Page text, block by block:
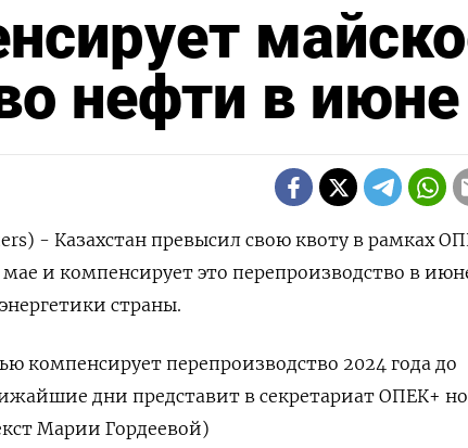
нефти в июне
- Казахстан превысил свою квоту в рамках
мае и компенсирует это перепроизводство в
страны.
компенсирует перепроизводство 2024 года до
дни представит в секретариат ОПЕК+
Марии Гордеевой)